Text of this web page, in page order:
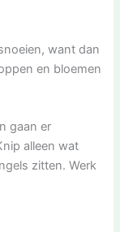
want dan
en bloemen
gaan er
alleen wat
zitten. Werk